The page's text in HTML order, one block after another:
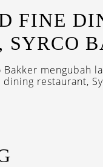
FINE
SYRCO
mengubah
restaurant,